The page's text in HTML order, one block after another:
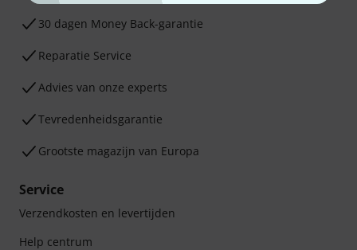
30 dagen Money Back-garantie
Reparatie Service
Advies van onze experts
Tevredenheidsgarantie
Grootste magazijn van Europa
Service
Verzendkosten en levertijden
Help centrum